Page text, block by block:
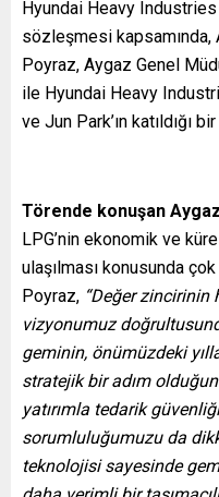
Hyundai Heavy
sözleşmesi
Poyraz, Aygaz Genel
ile Hyundai Heavy
ve Jun Park’ın katıldığı
Törende konuşan
LPG’nin ekonomik ve
ulaşılması konusunda
Poyraz, “Değer
vizyonumuz
geminin, önümüzdeki
stratejik bir adım
yatırımla tedarik
sorumluluğumuzu da
teknolojisi sayesinde